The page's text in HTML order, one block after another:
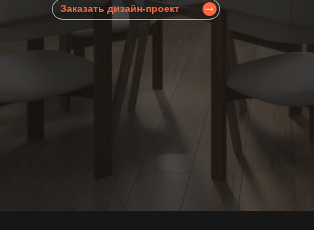
Заказать дизайн-проект